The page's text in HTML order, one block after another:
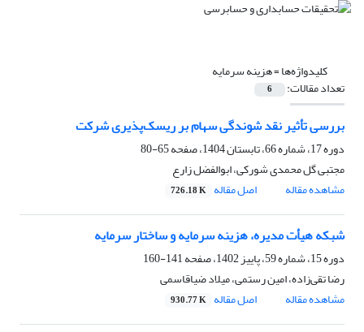
کلیدواژه‌ها =هزینه سرمایه
تعداد مقالات: 6
بررسی تأثیر نقد شوندگی سهام بر ریسک‌پذیری شرکت
دوره 17، شماره 66، تابستان 1404، صفحه
65-80
مجتبی گل محمدی شورکی، ابوالفضل زارع
مشاهده مقاله
اصل مقاله 726.18 K
شبکه هیأت مدیره، هزینه سرمایه و ساختار سرمایه
دوره 15، شماره 59، پاییز 1402، صفحه
141-160
رضا تقی‌زاده، امین رستمی، میلاد ضیاقاسمی
مشاهده مقاله
اصل مقاله 930.77 K